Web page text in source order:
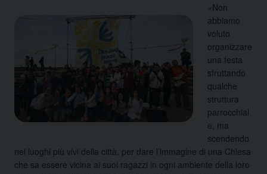
«Non
abbiamo
voluto
organizzare
una festa
sfruttando
qualche
struttura
parrocchial
e, ma
scendendo
nei luoghi più vivi della città, per dare l’immagine di una Chiesa
che sa essere vicina ai suoi ragazzi in ogni ambiente della loro